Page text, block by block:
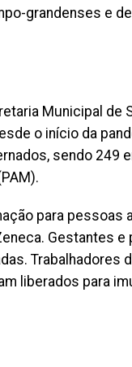
grandenses e
Municipal de
o início da
sendo 249
para pessoas
Gestantes
Trabalhadores
liberados para